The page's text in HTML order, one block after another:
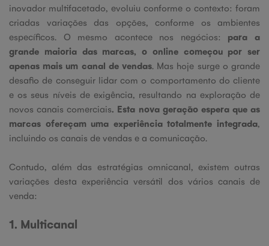
inovador multifacetado, evoluiu conforme o contexto: foram
criadas variações das opções, conforme os ambientes
específicos. O mesmo acontece nos negócios: para a
grande maioria das marcas, o online começou por ser
apenas mais um canal de vendas. Mas hoje surge o grande
desafio de conseguir lidar com o comportamento do cliente
e os seus níveis de exigência, resultando na exploração de
novos canais comerciais. Esta nova geração espera que as
marcas ofereçam uma experiência totalmente integrada,
incluindo os canais de vendas e a comunicação.
Contudo, além das estratégias omnicanal, existem outras
variações desta experiência versátil dos vários canais de
venda:
1. Multicanal